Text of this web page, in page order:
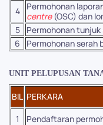
4
Permohonan
centre (OSC) dan
5
Permohonan tunjuk
6
Permohonan serah
UNIT PELUPUSAN
BIL PERKARA
1
Pendaftaran